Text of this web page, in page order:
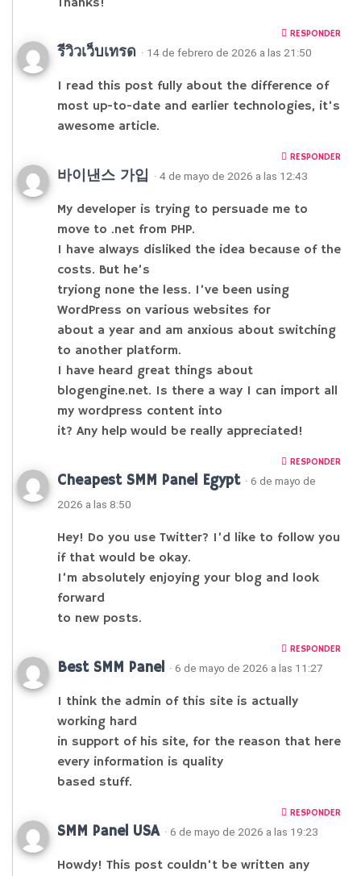
RESPONDER
รีวิวเว็บเทรด · 14 de febrero de 2026 a las 21:50
I read this post fully about the difference of
most up-to-date and earlier technologies, it’s
awesome article.
RESPONDER
바이낸스 가입 · 4 de mayo de 2026 a las 12:43
My developer is trying to persuade me to
move to .net from PHP.
I have always disliked the idea because of the
costs. But he’s
tryiong none the less. I’ve been using
WordPress on various websites for
about a year and am anxious about switching
to another platform.
I have heard great things about
blogengine.net. Is there a way I can import all
my wordpress content into
it? Any help would be really appreciated!
RESPONDER
Cheapest SMM Panel Egypt · 6 de mayo de
2026 a las 8:50
Hey! Do you use Twitter? I’d like to follow you
if that would be okay.
I’m absolutely enjoying your blog and look
forward
to new posts.
RESPONDER
Best SMM Panel · 6 de mayo de 2026 a las 11:27
I think the admin of this site is actually
working hard
in support of his site, for the reason that here
every information is quality
based stuff.
RESPONDER
SMM Panel USA · 6 de mayo de 2026 a las 19:23
Howdy! This post couldn’t be written any